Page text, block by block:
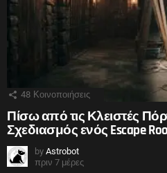
48 Κοινοποιήσεις
Πίσω από τις Κλειστές
Σχεδιασμός ενός Escape
by Astrobot
πριν 7 μέρες